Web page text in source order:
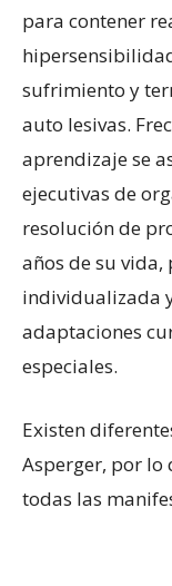
para contener
sufrimiento y
auto lesivas.
aprendizaje se
ejecutivas de
resolución de
años de su
individualizada
adaptaciones
especiales.
Existen
Asperger, por lo
todas las